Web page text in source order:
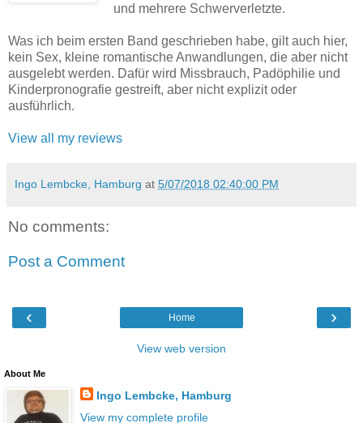
und mehrere Schwerverletzte.
Was ich beim ersten Band geschrieben habe, gilt auch hier,
kein Sex, kleine romantische Anwandlungen, die aber nicht
ausgelebt werden. Dafür wird Missbrauch, Padöphilie und
Kinderpronografie gestreift, aber nicht explizit oder
ausführlich.
View all my reviews
Ingo Lembcke, Hamburg at 5/07/2018 02:40:00 PM
No comments:
Post a Comment
‹ ›
Home
View web version
About Me
Ingo Lembcke, Hamburg
View my complete profile